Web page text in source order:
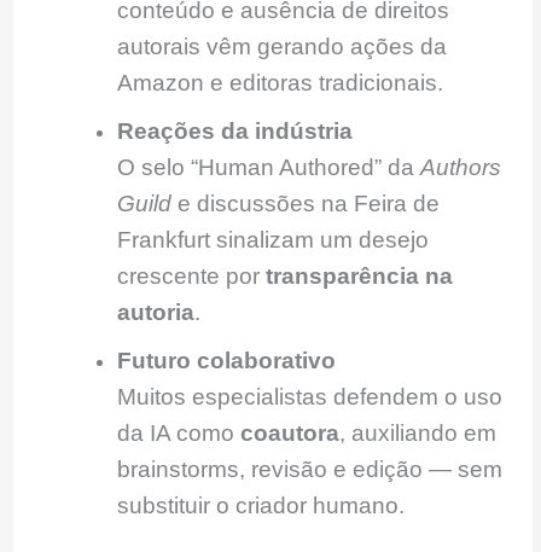
conteúdo e ausência de direitos
autorais vêm gerando ações da
Amazon e editoras tradicionais.
Reações da indústria
O selo “Human Authored” daAuthors
Guilde discussões na Feira de
Frankfurt sinalizam um desejo
crescente por transparência na
autoria.
Futuro colaborativo
Muitos especialistas defendem o uso
da IA como coautora, auxiliando em
brainstorms, revisão e edição — sem
substituir o criador humano.